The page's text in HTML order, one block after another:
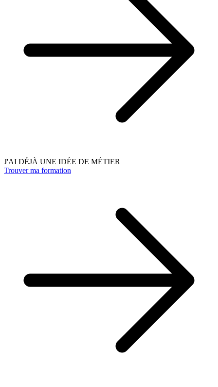
J'AI DÉJÀ UNE IDÉE DE MÉTIER
Trouver ma formation